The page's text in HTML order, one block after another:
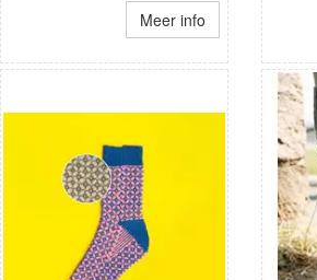
Meer info